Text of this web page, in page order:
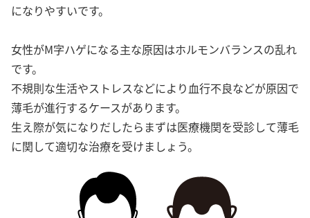
になりやすいです。
女性がM字ハゲになる主な原因はホルモンバランスの乱れ
です。
不規則な生活やストレスなどにより血行不良などが原因で
薄毛が進行するケースがあります。
生え際が気になりだしたらまずは医療機関を受診して薄毛
に関して適切な治療を受けましょう。